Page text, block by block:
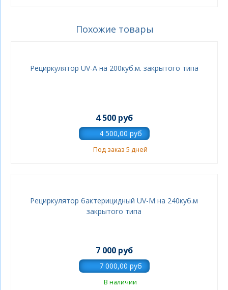
Похожие товары
Рециркулятор UV-A на 200куб.м. закрытого типа
4 500 руб
Под заказ 5 дней
Рециркулятор бактерицидный UV-M на 240куб.м
закрытого типа
7 000 руб
В наличии